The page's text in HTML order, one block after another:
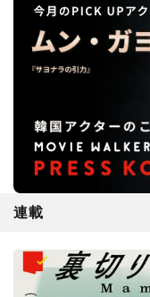
連載